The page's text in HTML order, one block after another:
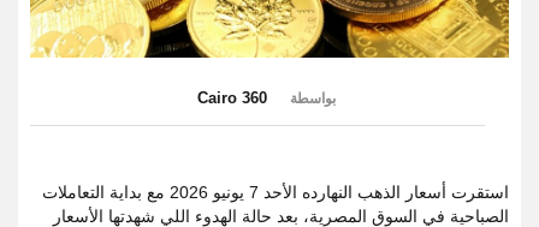
بواسطة Cairo 360
استقرت أسعار الذهب النهارده الأحد 7 يونيو 2026 مع بداية التعاملات
الصباحية في السوق المصرية، بعد حالة الهدوء اللي شهدتها الأسعار